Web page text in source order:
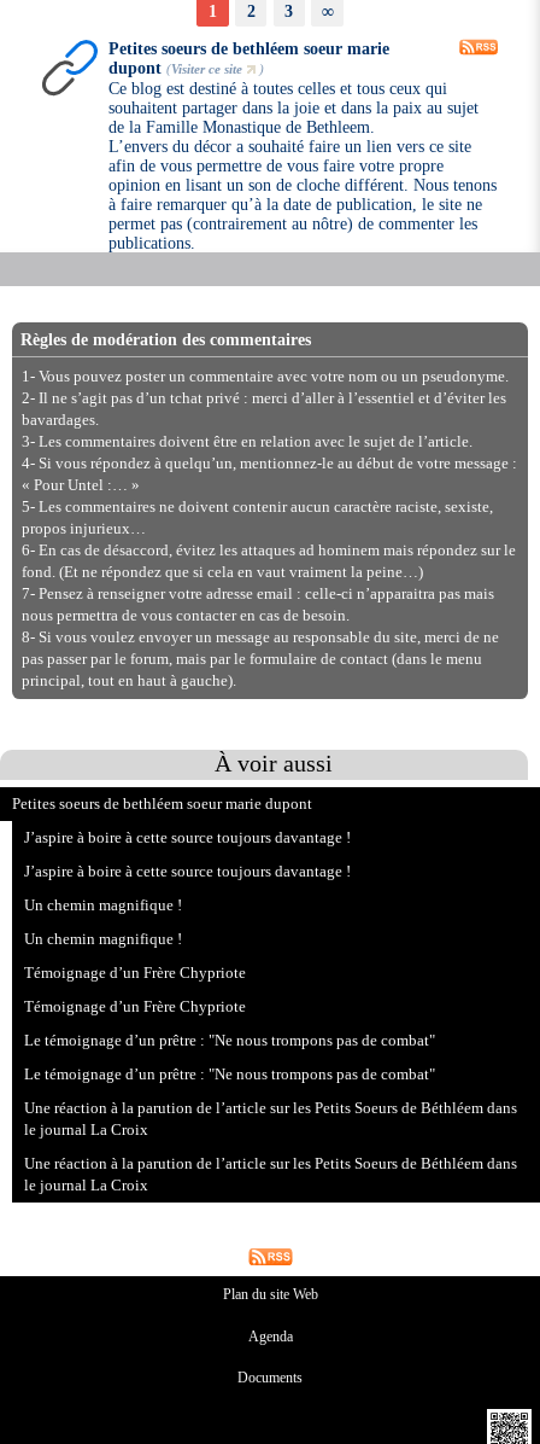
1
2 3
∞
Petites soeurs de bethléem soeur marie
dupont (Visiter ce site )
Ce blog est destiné à toutes celles et tous ceux qui
souhaitent partager dans la joie et dans la paix au sujet
de la Famille Monastique de Bethleem.
L’envers du décor a souhaité faire un lien vers ce site
afin de vous permettre de vous faire votre propre
opinion en lisant un son de cloche différent. Nous tenons
à faire remarquer qu’à la date de publication, le site ne
permet pas (contrairement au nôtre) de commenter les
publications.
Règles de modération des commentaires
1- Vous pouvez poster un commentaire avec votre nom ou un pseudonyme.
2- Il ne s’agit pas d’un tchat privé : merci d’aller à l’essentiel et d’éviter les
bavardages.
3- Les commentaires doivent être en relation avec le sujet de l’article.
4- Si vous répondez à quelqu’un, mentionnez-le au début de votre message :
« Pour Untel :… »
5- Les commentaires ne doivent contenir aucun caractère raciste, sexiste,
propos injurieux…
6- En cas de désaccord, évitez les attaques ad hominem mais répondez sur le
fond. (Et ne répondez que si cela en vaut vraiment la peine…)
7- Pensez à renseigner votre adresse email : celle-ci n’apparaitra pas mais
nous permettra de vous contacter en cas de besoin.
8- Si vous voulez envoyer un message au responsable du site, merci de ne
pas passer par le forum, mais par le formulaire de contact (dans le menu
principal, tout en haut à gauche).
À voir aussi
Petites soeurs de bethléem soeur marie dupont
J’aspire à boire à cette source toujours davantage !
J’aspire à boire à cette source toujours davantage !
Un chemin magnifique !
Un chemin magnifique !
Témoignage d’un Frère Chypriote
Témoignage d’un Frère Chypriote
Le témoignage d’un prêtre : "Ne nous trompons pas de combat"
Le témoignage d’un prêtre : "Ne nous trompons pas de combat"
Une réaction à la parution de l’article sur les Petits Soeurs de Béthléem dans
le journal La Croix
Une réaction à la parution de l’article sur les Petits Soeurs de Béthléem dans
le journal La Croix
Plan du site Web
Agenda
Documents